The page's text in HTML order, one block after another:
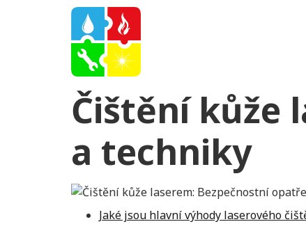
Čištění kůže
a techniky
Jaké jsou hlavní výhody laserového